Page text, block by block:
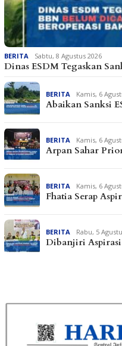
BERITA Sabtu, 8 Agustus 2026
Dinas ESDM Tegaskan
BERITA Kamis, 6
Abaikan Sanksi
BERITA Kamis, 6
Arpan Sahar
BERITA Kamis, 6
Fhatia Serap
BERITA Rabu, 5
Dibanjiri